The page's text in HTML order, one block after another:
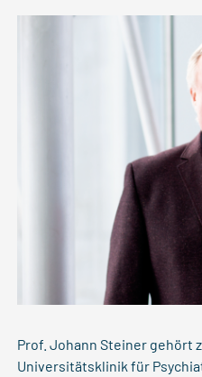
Prof. Johann Steiner gehört
Universitätsklinik für